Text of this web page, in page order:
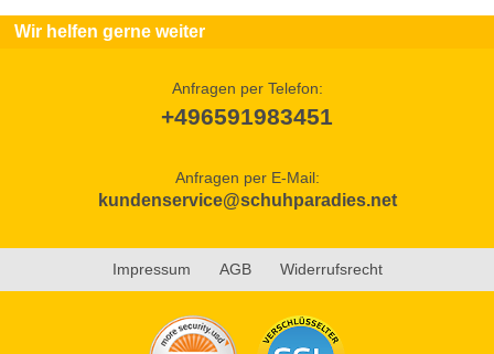
Wir helfen gerne weiter
Anfragen per Telefon:
+496591983451
Anfragen per E-Mail:
kundenservice@schuhparadies.net
Impressum AGB Widerrufsrecht